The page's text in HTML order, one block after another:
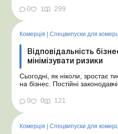
тонкощах законодавчих
01.01.2026 змінилися
роботодавцями нормативу
0 1 299
Комерція Спецвипуски для
Відповідальність
мінімізувати ризики
Сьогодні, як ніколи, зростає
на бізнес. Постійні
порушень створюють
кожного суб’єкта
неправильне застосування
призво...
0 0 121
Комерція | Спецвипуски для